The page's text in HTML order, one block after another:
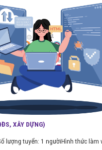
XÂY DỰNG)
lượng tuyển: 1 ngườiHình thức làm